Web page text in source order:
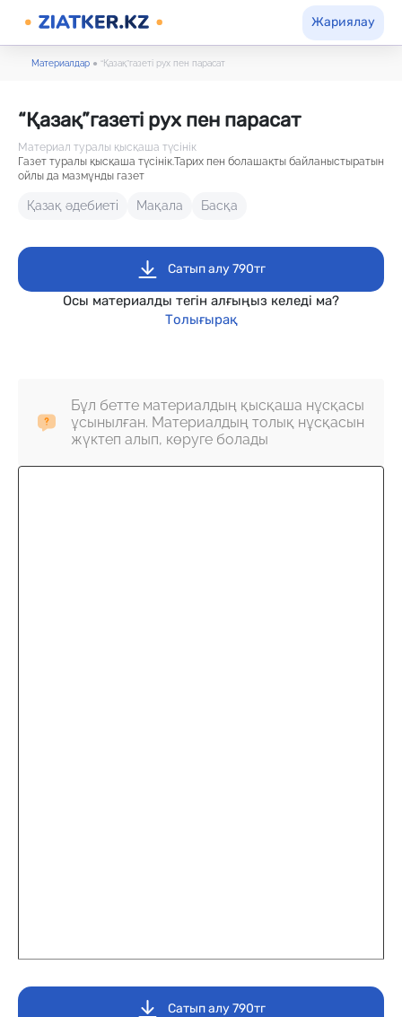
Жариялау
Материалдар ● “Қазақ”газеті рух пен парасат
“Қазақ”газеті рух пен парасат
Материал туралы қысқаша түсінік
Газет туралы қысқаша түсінік.Тарих пен болашақты байланыстыратын
ойлы да мазмұнды газет
Қазақ әдебиеті Мақала Басқа
Сатып алу 790тг
Осы материалды тегін алғыңыз келеді ма?
Толығырақ
Бұл бетте материалдың қысқаша нұсқасы
ұсынылған. Материалдың толық нұсқасын
жүктеп алып, көруге болады
Сатып алу 790тг